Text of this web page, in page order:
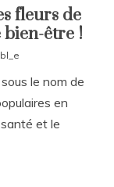
fleurs de
être !
le nom de
en
et le